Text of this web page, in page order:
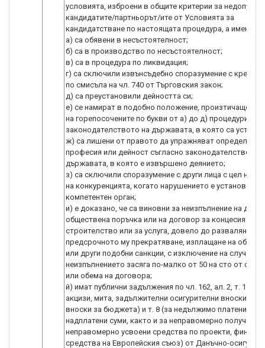
условията, изброени в общите критерии за
кандидатите/партньорът/ите от Условията за
кандидатстване по настоящата процедура, а именно:
a) са обявени в несъстоятелност;
б) са в производство по несъстоятелност;
в) са в процедура по ликвидация;
г) са сключили извънсъдебно споразумение с
по смисъла на чл. 740 от Търговския закон;
д) са преустановили дейността си;
е) се намират в подобно положение, произтичащо от
на горепосочените по букви от а) до д) процедури,
законодателството на държавата, в която са
ж) са лишени от правото да упражняват определена
професия или дейност съгласно законодателството
държавата, в която е извършено деянието;
з) са сключили споразумение с други лица с цел
на конкуренцията, когато нарушението е установено
компетентен орган;
и) е доказано, че са виновни за неизпълнение на
обществена поръчка или на договор за концесия за
строителство или за услуга, довело до разваляне или
предсрочното му прекратяване, изплащане на
или други подобни санкции, с изключение на
неизпълнението засяга по-малко от 50 на сто от
или обема на договора;
й) имат публични задължения по чл. 162, ал. 2, т. 1 (за
акцизи, мита, задължителни осигурителни вноски и
вноски за бюджета) и т. 8 (за недължимо платени и
надплатени суми, както и за неправомерно получени
неправомерно усвоени средства по проекти,
средства на Европейския съюз) от Данъчно-